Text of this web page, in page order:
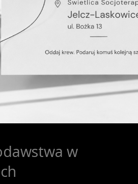
w